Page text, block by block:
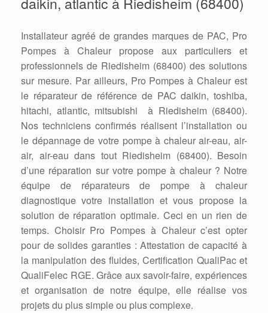
Installateur agréé de grandes marques de PAC, Pro
Pompes à Chaleur propose aux particuliers et
professionnels de Riedisheim (68400) des solutions
sur mesure. Par ailleurs, Pro Pompes à Chaleur est
le réparateur de référence de PAC daikin, toshiba,
hitachi, atlantic, mitsubishi à Riedisheim (68400).
Nos techniciens confirmés réalisent l’installation ou
le dépannage de votre pompe à chaleur air-eau, air-
air, air-eau dans tout Riedisheim (68400). Besoin
d’une réparation sur votre pompe à chaleur ? Notre
équipe de réparateurs de pompe à chaleur
diagnostique votre installation et vous propose la
solution de réparation optimale. Ceci en un rien de
temps. Choisir Pro Pompes à Chaleur c’est opter
pour de solides garanties : Attestation de capacité à
la manipulation des fluides, Certification QualiPac et
QualiFelec RGE. Grâce aux savoir-faire, expériences
et organisation de notre équipe, elle réalise vos
projets du plus simple ou plus complexe.